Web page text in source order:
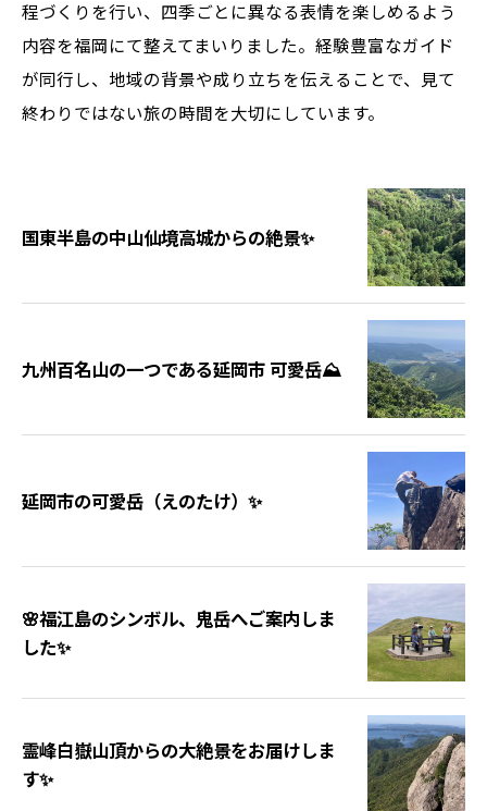
程づくりを行い、四季ごとに異なる表情を楽しめるよう
内容を福岡にて整えてまいりました。経験豊富なガイド
が同行し、地域の背景や成り立ちを伝えることで、見て
終わりではない旅の時間を大切にしています。
国東半島の中山仙境高城からの絶景✨
九州百名山の一つである延岡市 可愛岳⛰️
延岡市の可愛岳（えのたけ）✨
🌸福江島のシンボル、鬼岳へご案内しま
した✨
霊峰白嶽山頂からの大絶景をお届けしま
す✨